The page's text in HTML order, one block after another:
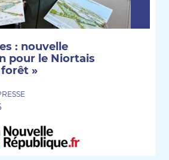
: nouvelle
pour le Niortais
»